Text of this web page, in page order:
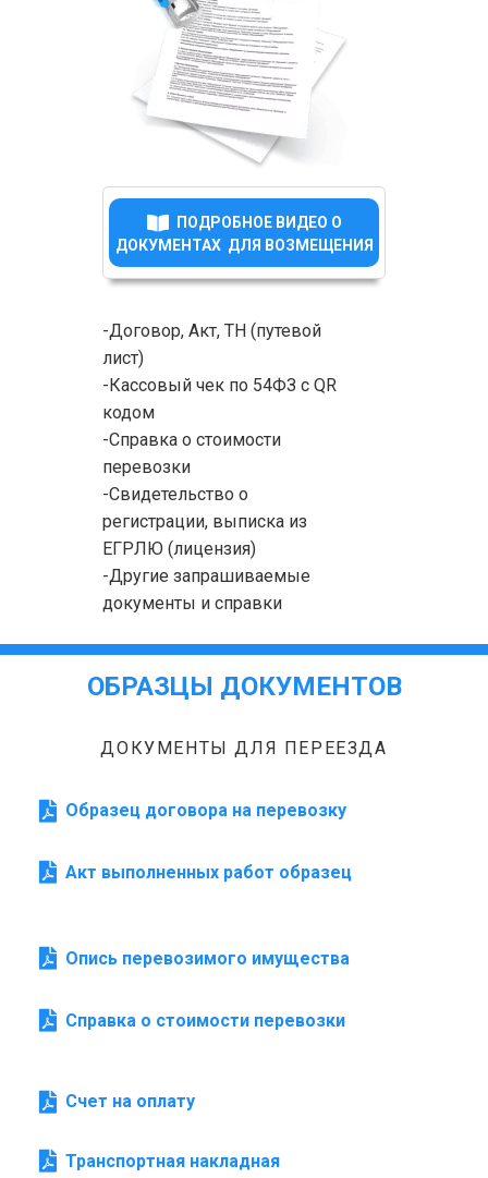
-Договор, Акт, ТН (путевой
лист)
-Кассовый чек по 54ФЗ с QR
кодом
-Справка о стоимости
перевозки
-Свидетельство о
регистрации, выписка из
ЕГРЛЮ (лицензия)
-Другие запрашиваемые
документы и справки
ПОДРОБНОЕ ВИДЕО О
ДОКУМЕНТАХ ДЛЯ ВОЗМЕЩЕНИЯ
ОБРАЗЦЫ ДОКУМЕНТОВ
ДОКУМЕНТЫ ДЛЯ ПЕРЕЕЗДА
Образец договора на перевозку
Акт выполненных работ образец
Опись перевозимого имущества
Справка о стоимости перевозки
Счет на оплату
Транспортная накладная